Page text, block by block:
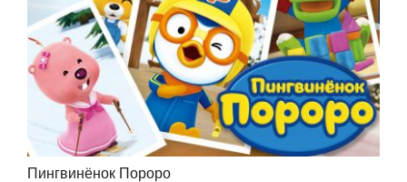
Пингвинёнок Пороро